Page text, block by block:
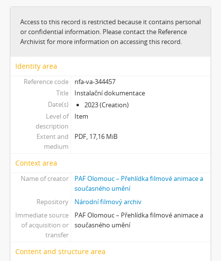
[Subseries] Jeden sol v životě Curiosity
[Subseries] Modli se jestli chceš aby se země přiblížila a nebe promluvilo s tebou
[Subseries] Mas eternamente não
[Subseries] Pelvic Chain
[Subseries] Plasma
[Subseries] Promiň
[Subseries] Ruda, minerál, prach, kov
[Subseries] Prolog
[Subseries] Sněm věcí
[Subseries] Hun Tun
[Subseries] Pyramida
[Subseries] Ecopoiesis
[Subseries] Zero Gravity Grave
[Subseries] A Memoir in Dance
Access to this record is restricted because it contains personal
or confidential information. Please contact the Reference
Archivist for more information on accessing this record.
Identity area
Reference code
nfa-va-344457
Title
Instalační dokumentace
Date(s)
2023 (Creation)
Level of
description
Item
Extent and
medium
PDF, 17,16 MiB
Context area
Name of creator
PAF Olomouc – Přehlídka filmové animace a
současného umění
Repository
Národní filmový archiv
Immediate source
of acquisition or
transfer
PAF Olomouc – Přehlídka filmové animace a
současného umění
Content and structure area